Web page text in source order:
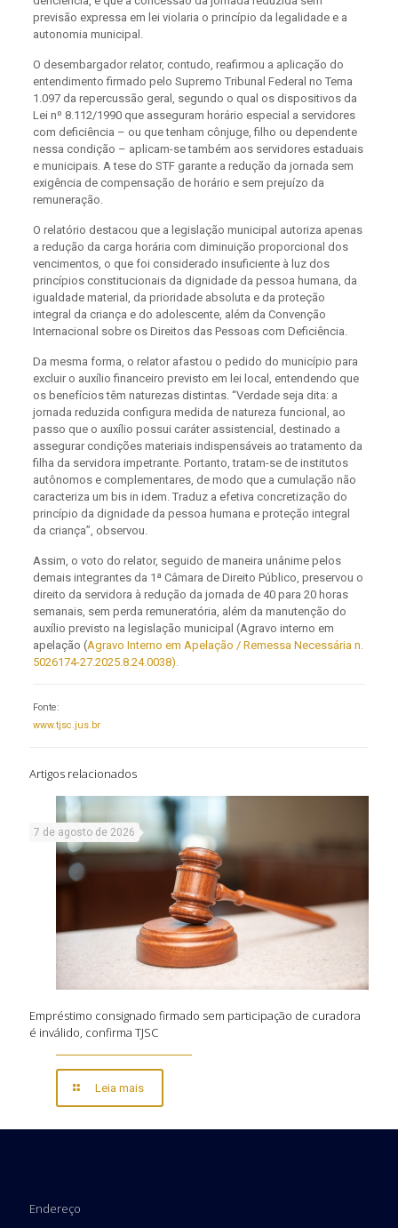
previsão expressa em lei violaria o princípio da legalidade e a
autonomia municipal.
O desembargador relator, contudo, reafirmou a aplicação do
entendimento firmado pelo Supremo Tribunal Federal no Tema
1.097 da repercussão geral, segundo o qual os dispositivos da
Lei nº 8.112/1990 que asseguram horário especial a servidores
com deficiência – ou que tenham cônjuge, filho ou dependente
nessa condição – aplicam-se também aos servidores estaduais
e municipais. A tese do STF garante a redução da jornada sem
exigência de compensação de horário e sem prejuízo da
remuneração.
O relatório destacou que a legislação municipal autoriza apenas
a redução da carga horária com diminuição proporcional dos
vencimentos, o que foi considerado insuficiente à luz dos
princípios constitucionais da dignidade da pessoa humana, da
igualdade material, da prioridade absoluta e da proteção
integral da criança e do adolescente, além da Convenção
Internacional sobre os Direitos das Pessoas com Deficiência.
Da mesma forma, o relator afastou o pedido do município para
excluir o auxílio financeiro previsto em lei local, entendendo que
os benefícios têm naturezas distintas. “Verdade seja dita: a
jornada reduzida configura medida de natureza funcional, ao
passo que o auxílio possui caráter assistencial, destinado a
assegurar condições materiais indispensáveis ao tratamento da
filha da servidora impetrante. Portanto, tratam-se de institutos
autônomos e complementares, de modo que a cumulação não
caracteriza um bis in idem. Traduz a efetiva concretização do
princípio da dignidade da pessoa humana e proteção integral
da criança”, observou.
Assim, o voto do relator, seguido de maneira unânime pelos
demais integrantes da 1ª Câmara de Direito Público, preservou o
direito da servidora à redução da jornada de 40 para 20 horas
semanais, sem perda remuneratória, além da manutenção do
auxílio previsto na legislação municipal (Agravo interno em
apelação (Agravo Interno em Apelação / Remessa Necessária n.
5026174-27.2025.8.24.0038).
Fonte:
www.tjsc.jus.br
Artigos relacionados
7 de agosto de 2026
Empréstimo consignado firmado sem participação de curadora
é inválido, confirma TJSC
Leia mais
Endereço